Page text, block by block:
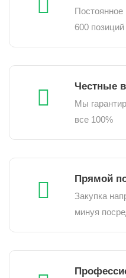
600 позиций
Честные
Мы
все 100%
Прямой
Закупка
минуя